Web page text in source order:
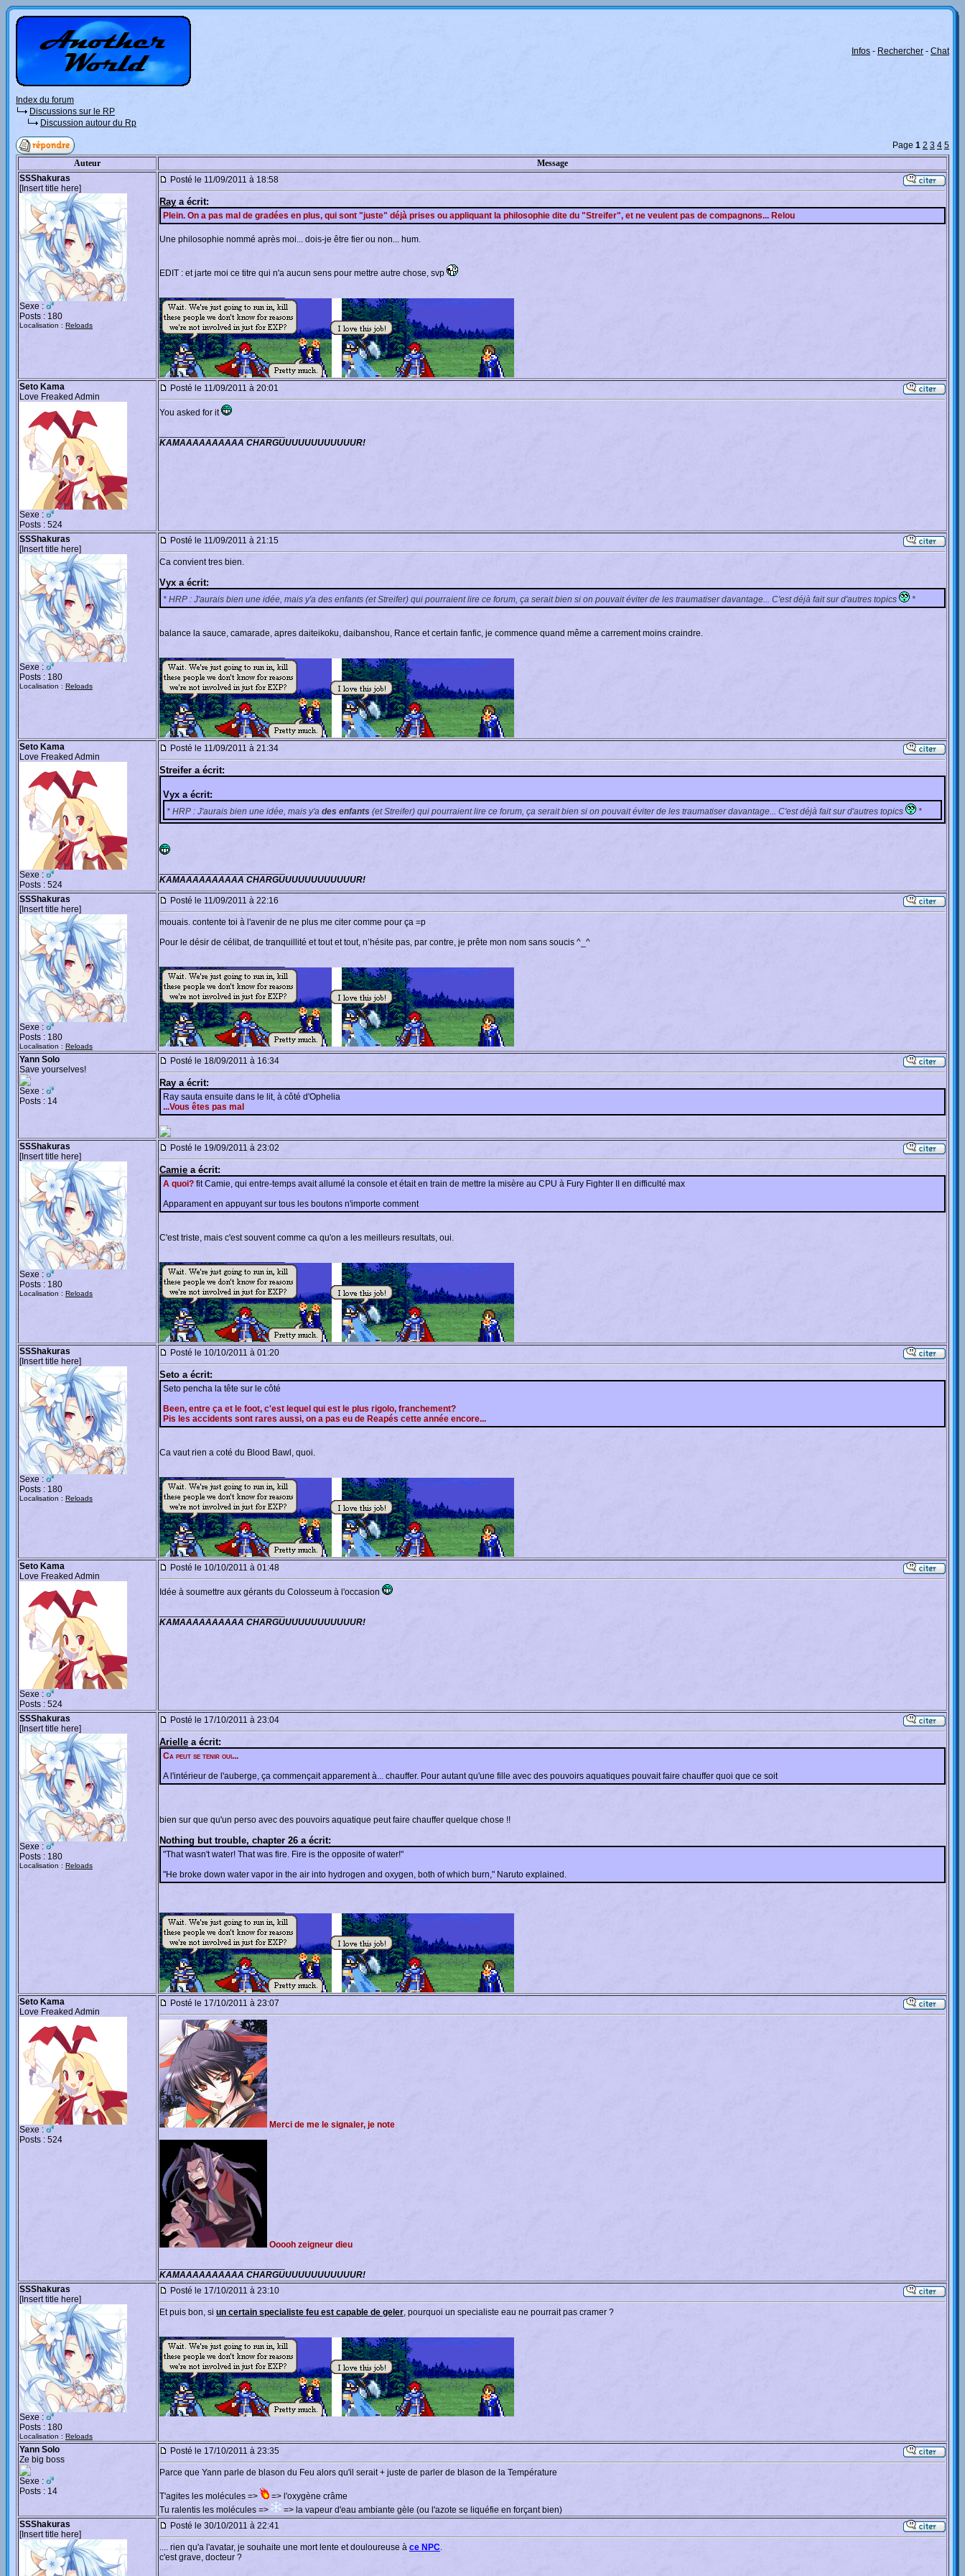
Infos - Rechercher - Chat
Index du forum
Discussions sur le RP
Discussion autour du Rp
Page 1 2 3 4 5
Auteur
Message
SSShakuras
[Insert title here]
Sexe :
Posts : 180
Localisation : Reloads
Posté le 11/09/2011 à 18:58
Ray a écrit:
Plein. On a pas mal de gradées en plus, qui sont "juste" déjà prises ou appliquant la philosophie dite du "Streifer", et ne veulent pas de compagnons... Relou
Une philosophie nommé après moi... dois-je être fier ou non... hum.
EDIT : et jarte moi ce titre qui n'a aucun sens pour mettre autre chose, svp
Seto Kama
Love Freaked Admin
Sexe :
Posts : 524
Posté le 11/09/2011 à 20:01
You asked for it
KAMAAAAAAAAAA CHARGUUUUUUUUUUUUR!
SSShakuras
[Insert title here]
Sexe :
Posts : 180
Localisation : Reloads
Posté le 11/09/2011 à 21:15
Ca convient tres bien.
Vyx a écrit:
* HRP : J'aurais bien une idée, mais y'a des enfants (et Streifer) qui pourraient lire ce forum, ça serait bien si on pouvait éviter de les traumatiser davantage... C'est déjà fait sur d'autres topics *
balance la sauce, camarade, apres daiteikoku, daibanshou, Rance et certain fanfic, je commence quand même a carrement moins craindre.
Seto Kama
Love Freaked Admin
Sexe :
Posts : 524
Posté le 11/09/2011 à 21:34
Streifer a écrit:
Vyx a écrit:
* HRP : J'aurais bien une idée, mais y'a des enfants (et Streifer) qui pourraient lire ce forum, ça serait bien si on pouvait éviter de les traumatiser davantage... C'est déjà fait sur d'autres topics *
KAMAAAAAAAAAA CHARGUUUUUUUUUUUUR!
SSShakuras
[Insert title here]
Sexe :
Posts : 180
Localisation : Reloads
Posté le 11/09/2011 à 22:16
mouais. contente toi à l'avenir de ne plus me citer comme pour ça =p
Pour le désir de célibat, de tranquillité et tout et tout, n’hésite pas, par contre, je prête mon nom sans soucis ^_^
Yann Solo
Save yourselves!
Sexe :
Posts : 14
Posté le 18/09/2011 à 16:34
Ray a écrit:
Ray sauta ensuite dans le lit, à côté d'Ophelia
...Vous êtes pas mal
SSShakuras
[Insert title here]
Sexe :
Posts : 180
Localisation : Reloads
Posté le 19/09/2011 à 23:02
Camie a écrit:
A quoi? fit Camie, qui entre-temps avait allumé la console et était en train de mettre la misère au CPU à Fury Fighter II en difficulté max
Apparament en appuyant sur tous les boutons n'importe comment
C'est triste, mais c'est souvent comme ca qu'on a les meilleurs resultats, oui.
SSShakuras
[Insert title here]
Sexe :
Posts : 180
Localisation : Reloads
Posté le 10/10/2011 à 01:20
Seto a écrit:
Seto pencha la tête sur le côté
Been, entre ça et le foot, c'est lequel qui est le plus rigolo, franchement?
Pis les accidents sont rares aussi, on a pas eu de Reapés cette année encore...
Ca vaut rien a coté du Blood Bawl, quoi.
Seto Kama
Love Freaked Admin
Sexe :
Posts : 524
Posté le 10/10/2011 à 01:48
Idée à soumettre aux gérants du Colosseum à l'occasion
KAMAAAAAAAAAA CHARGUUUUUUUUUUUUR!
SSShakuras
[Insert title here]
Sexe :
Posts : 180
Localisation : Reloads
Posté le 17/10/2011 à 23:04
Arielle a écrit:
Ca peut se tenir oui...
A l'intérieur de l'auberge, ça commençait apparement à... chauffer. Pour autant qu'une fille avec des pouvoirs aquatiques pouvait faire chauffer quoi que ce soit
bien sur que qu'un perso avec des pouvoirs aquatique peut faire chauffer quelque chose !!
Nothing but trouble, chapter 26 a écrit:
"That wasn't water! That was fire. Fire is the opposite of water!"
"He broke down water vapor in the air into hydrogen and oxygen, both of which burn," Naruto explained.
Seto Kama
Love Freaked Admin
Sexe :
Posts : 524
Posté le 17/10/2011 à 23:07
Merci de me le signaler, je note
Ooooh zeigneur dieu
KAMAAAAAAAAAA CHARGUUUUUUUUUUUUR!
SSShakuras
[Insert title here]
Sexe :
Posts : 180
Localisation : Reloads
Posté le 17/10/2011 à 23:10
Et puis bon, si un certain specialiste feu est capable de geler, pourquoi un specialiste eau ne pourrait pas cramer ?
Yann Solo
Ze big boss
Sexe :
Posts : 14
Posté le 17/10/2011 à 23:35
Parce que Yann parle de blason du Feu alors qu'il serait + juste de parler de blason de la Température
T'agites les molécules =>
=> l'oxygène crâme
Tu ralentis les molécules =>
=> la vapeur d'eau ambiante gèle (ou l'azote se liquéfie en forçant bien)
SSShakuras
[Insert title here]
Posté le 30/10/2011 à 22:41
.... rien qu'a l'avatar, je souhaite une mort lente et douloureuse à ce NPC.
c'est grave, docteur ?